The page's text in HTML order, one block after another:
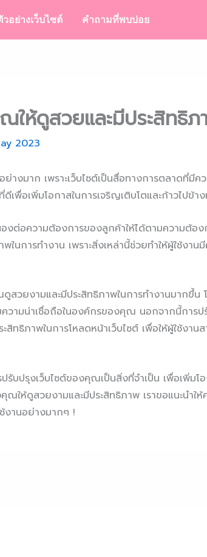
วอย่างเว็บไซต์ คำถามที่พบบ่อย
ให้ดูสวยและมีประสิทธิ
2023
งมาก เพราะเว็บไซต์เป็นสื่อทางการตลาดที่มี
พื่อเพิ่มโอกาสในการเจริญเติบโตและก้าวไปข้า
ต่อความต้องการของลูกค้าให้ได้ตามความต้อ
ในการทำงาน เพราะสิ่งเหล่านี้ช่วยทำให้ผู้ใช้งาน
สวยงามและมีประสิทธิภาพในการทำงานมากขึ้
ความน่าเชื่อถือในองค์กรของคุณ นอกจากนี้การ
สิทธิภาพในการโหลดหน้าเว็บไซต์ เพื่อให้ผู้ใช้งาน
บปรุงเว็บไซต์ของคุณเป็นสิ่งที่จำเป็น เพื่อเพิ่มโ
ให้ดูสวยงามและมีประสิทธิภาพ เราขอแนะนำใ
งานอย่างมากๆ !